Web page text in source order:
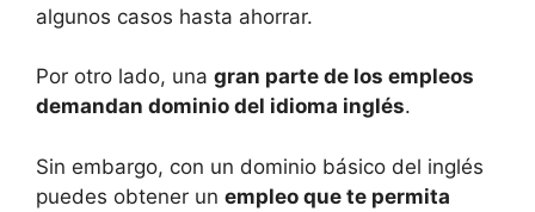
algunos casos hasta ahorrar.
Por otro lado, una gran parte de los empleos
demandan dominio del idioma inglés.
Sin embargo, con un dominio básico del inglés
puedes obtener un empleo que te permita